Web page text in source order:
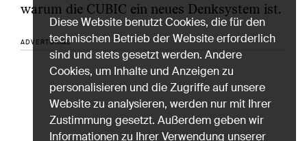
warum die CUBIC ein neues Denksystem ist.
ADVERTORIAL
Diese Website benutzt Cookies, die für den
technischen Betrieb der Website erforderlich
sind und stets gesetzt werden. Andere
Cookies, um Inhalte und Anzeigen zu
personalisieren und die Zugriffe auf unsere
Website zu analysieren, werden nur mit Ihrer
Zustimmung gesetzt. Außerdem geben wir
Informationen zu Ihrer Verwendung unserer